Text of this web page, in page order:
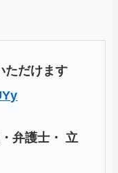
ただけます
弁護士・ 立